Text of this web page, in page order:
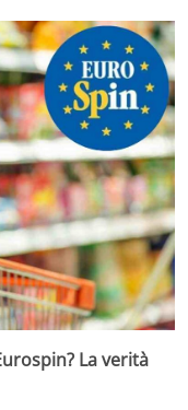
La verità